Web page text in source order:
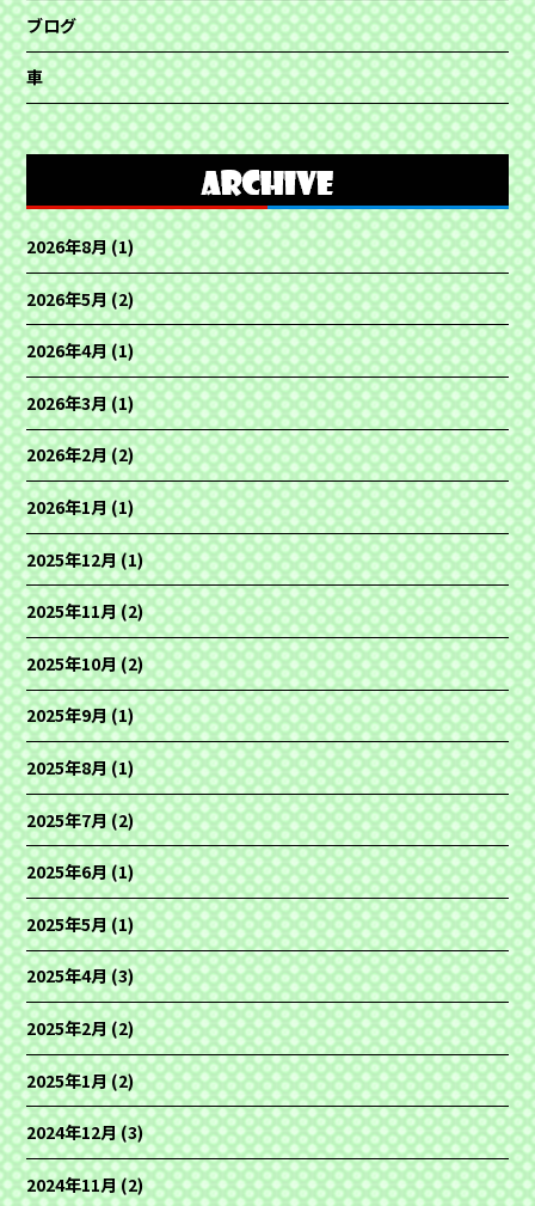
ブログ
車
2026年8月(1)
2026年5月(2)
2026年4月(1)
2026年3月(1)
2026年2月(2)
2026年1月(1)
2025年12月(1)
2025年11月(2)
2025年10月(2)
2025年9月(1)
2025年8月(1)
2025年7月(2)
2025年6月(1)
2025年5月(1)
2025年4月(3)
2025年2月(2)
2025年1月(2)
2024年12月(3)
2024年11月(2)